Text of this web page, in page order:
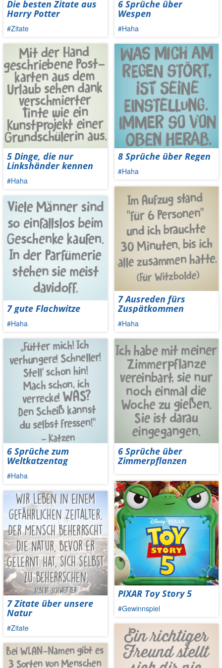
Die besten Zitate aus
Harry Potter
#Zitate
5 Dinge, die nur
Linkshänder kennen
#Haha
7 gute Flachwitze
#Haha
6 Sprüche zum
Weltkatzentag
#Haha
7 Zitate über unsere
Natur
#Zitate
6 Sprüche über
Wespen
#Haha
8 Sprüche über Regen
#Haha
7 Ausreden fürs
Zuspätkommen
#Haha
6 Sprüche über
Zimmerpflanzen
PIXAR Toy Story 5
#Gewinnspiel